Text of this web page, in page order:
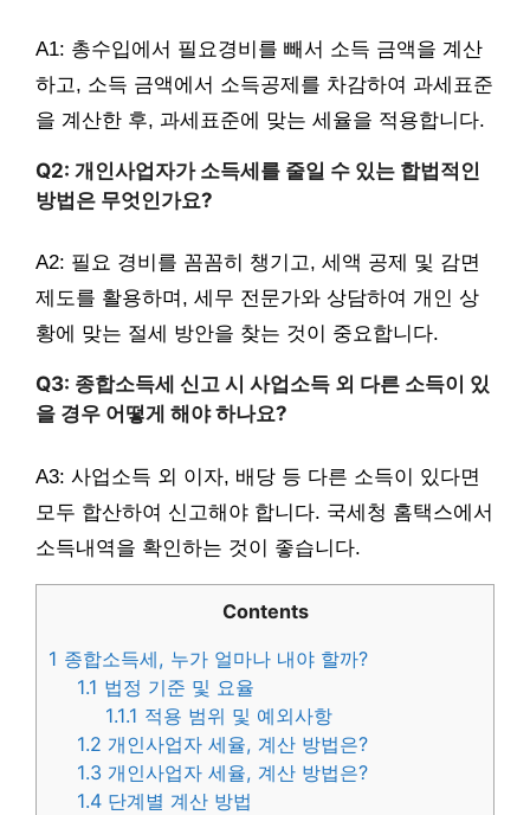
A1: 총수입에서 필요경비를 빼서 소득 금액을 계산
하고, 소득 금액에서 소득공제를 차감하여 과세표준
을 계산한 후, 과세표준에 맞는 세율을 적용합니다.
Q2: 개인사업자가 소득세를 줄일 수 있는 합법적인
방법은 무엇인가요?
A2: 필요 경비를 꼼꼼히 챙기고, 세액 공제 및 감면
제도를 활용하며, 세무 전문가와 상담하여 개인 상
황에 맞는 절세 방안을 찾는 것이 중요합니다.
Q3: 종합소득세 신고 시 사업소득 외 다른 소득이 있
을 경우 어떻게 해야 하나요?
A3: 사업소득 외 이자, 배당 등 다른 소득이 있다면
모두 합산하여 신고해야 합니다. 국세청 홈택스에서
소득내역을 확인하는 것이 좋습니다.
Contents
1 종합소득세, 누가 얼마나 내야 할까?
1.1 법정 기준 및 요율
1.1.1 적용 범위 및 예외사항
1.2 개인사업자 세율, 계산 방법은?
1.3 개인사업자 세율, 계산 방법은?
1.4 단계별 계산 방법